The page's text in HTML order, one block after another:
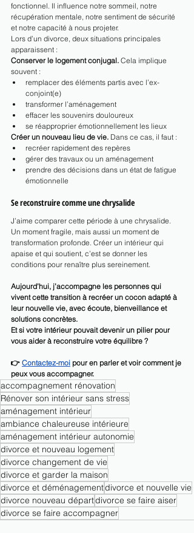
fonctionnel. Il influence notre sommeil, notre
récupération mentale, notre sentiment de sécurité
et notre capacité à nous projeter.
Lors d’un divorce, deux situations principales
apparaissent :
Conserver le logement conjugal. Cela implique
souvent :
remplacer des éléments partis avec l’ex-
conjoint(e)
transformer l’aménagement
effacer les souvenirs douloureux
se réapproprier émotionnellement les lieux
Créer un nouveau lieu de vie. Dans ce cas, il faut :
recréer rapidement des repères
gérer des travaux ou un aménagement
prendre des décisions dans un état de fatigue
émotionnelle
Se reconstruire comme une chrysalide
J’aime comparer cette période à une chrysalide.
Un moment fragile, mais aussi un moment de
transformation profonde. Créer un intérieur qui
apaise et qui soutient, c’est se donner les
conditions pour renaître plus sereinement.
Aujourd’hui, j’accompagne les personnes qui
vivent cette transition à recréer un cocon adapté à
leur nouvelle vie, avec écoute, bienveillance et
solutions concrètes.
Et si votre intérieur pouvait devenir un pilier pour
vous aider à reconstruire votre équilibre ?
👉 Contactez-moi pour en parler et voir comment je
peux vous accompagner.
accompagnement rénovation
Rénover son intérieur sans stress
aménagement intérieur
ambiance chaleureuse intérieure
aménagement intérieur autonomie
divorce et nouveau logement
divorce changement de vie
divorce et garder la maison
divorce et déménagementdivorce et nouvelle vie
divorce nouveau départdivorce se faire aiser
divorce se faire accompagner